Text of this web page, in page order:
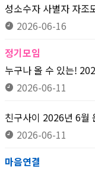
성소수자 사별자 자조
2026-06-16
정기모임
누구나 올 수 있는!
2026-06-11
친구사이 2026년 6월
2026-06-11
마음연결